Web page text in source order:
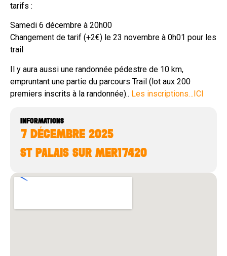
tarifs :
Samedi 6 décembre à 20h00
Changement de tarif (+2€) le 23 novembre à 0h01 pour les
trail
Il y aura aussi une randonnée pédestre de 10 km,
empruntant une partie du parcours Trail (lot aux 200
premiers inscrits à la randonnée).. Les inscriptions…ICI
INFORMATIONS
7 DÉCEMBRE 2025
ST PALAIS SUR MER17420